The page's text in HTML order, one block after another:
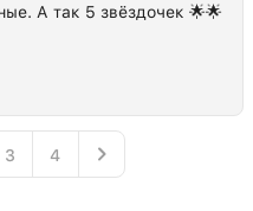
А так 5 звёздочек 🌟🌟
3 4